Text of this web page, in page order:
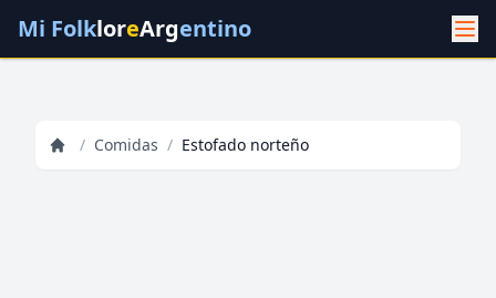
Mi FolkloreArgentino
/ Comidas / Estofado norteño